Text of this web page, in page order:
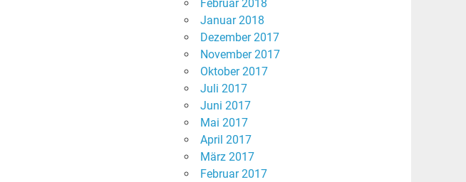
Februar 2018
Januar 2018
Dezember 2017
November 2017
Oktober 2017
Juli 2017
Juni 2017
Mai 2017
April 2017
März 2017
Februar 2017